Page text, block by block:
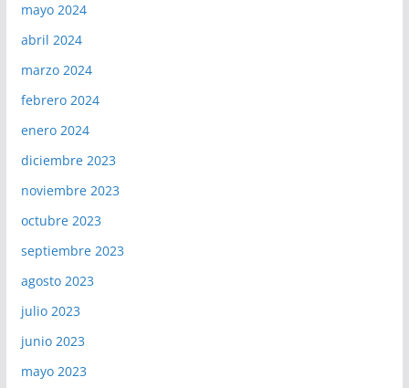
mayo 2024
abril 2024
marzo 2024
febrero 2024
enero 2024
diciembre 2023
noviembre 2023
octubre 2023
septiembre 2023
agosto 2023
julio 2023
junio 2023
mayo 2023